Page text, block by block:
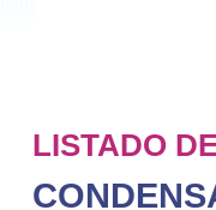
LISTADO